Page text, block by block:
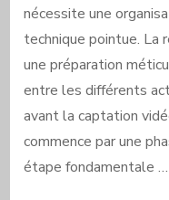
nécessite une
technique pointue. La
une préparation
entre les différents
avant la captation
commence par une
étape fondamentale …